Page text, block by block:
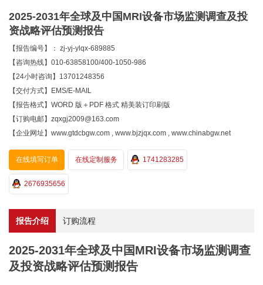
2025-2031年全球及中国MRI设备市场监测调查及投
资战略评估预测报告
【报告编号】： zj-yj-ylqx-689885
【咨询热线】010-63858100/400-1050-986
【24小时咨询】13701248356
【交付方式】EMS/E-MAIL
【报告格式】WORD 版＋PDF 格式 精美装订印刷版
【订购电邮】zqxgj2009@163.com
【企业网址】www.gtdcbgw.com , www.bjzjqx.com , www.chinabgw.net
在线填写订单 在线定制服务 1741283285
2676935656
报告介绍 订购流程
2025-2031年全球及中国MRI设备市场监测调查
及投资战略评估预测报告